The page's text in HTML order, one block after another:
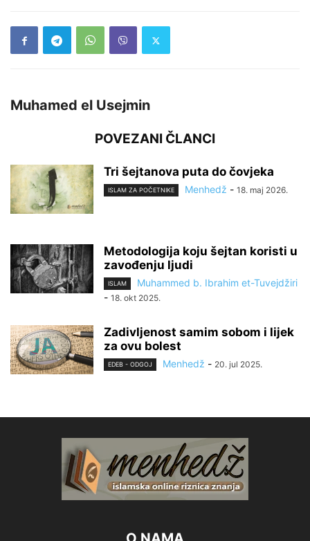
Muhamed el Usejmin
POVEZANI ČLANCI
Tri šejtanova puta do čovjeka
ISLAM ZA POČETNIKE Menhedž - 18. maj 2026.
Metodologija koju šejtan koristi u
zavođenju ljudi
ISLAM
Muhammed b. Ibrahim et-Tuvejdžiri
- 18. okt 2025.
Zadivljenost samim sobom i lijek
za ovu bolest
EDEB - ODGOJ Menhedž - 20. jul 2025.